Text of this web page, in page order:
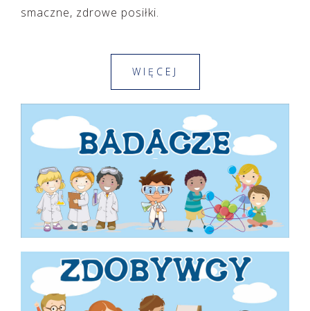
smaczne, zdrowe posiłki.
WIĘCEJ